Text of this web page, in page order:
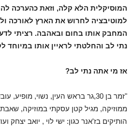
המוסיקלית הלא קלה, וזאת כהערכה
למוטיבציה לחרוש את הארץ לאורכה
המחבק אותו בחום ובאהבה. רציתי
נתי לב והחלטתי לראיין אותו במיוחד
אז מי אתה נתי לב?
"זמר בן 30,גר בראש העין, נשוי,
ממוזיקה, מגיל קטן עסקתי במוזיקה,
הותיקים בז'אנר כגון: ישי לוי , יואב יצחק